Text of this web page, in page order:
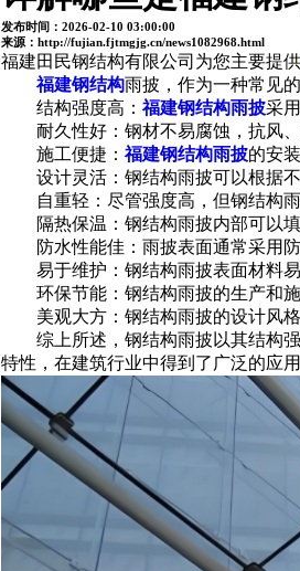
发布时间：2026-02-10 03:00:00
来源：http://fujian.fjtmgjg.cn/news1082968.html
福建田民钢结构有限公司为您主要提供
福建钢结构雨披，作为一种常见
结构强度高：福建钢结构雨披采
耐久性好：钢材不易腐蚀，抗风、
施工便捷：福建钢结构雨披的安
设计灵活：钢结构雨披可以根据不
自重轻：尽管强度高，但钢结构雨
隔热保温：钢结构雨披内部可以填
防水性能佳：雨披表面通常采用防
易于维护：钢结构雨披表面材料易
环保节能：钢结构雨披的生产和施
美观大方：钢结构雨披的设计风格
综上所述，钢结构雨披以其结构强
特性，在建筑行业中得到了广泛的应用